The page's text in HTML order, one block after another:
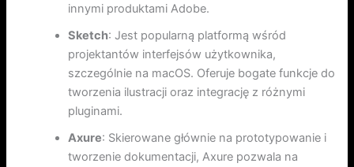
innymi produktami Adobe.
Sketch: Jest popularną platformą wśród
projektantów interfejsów użytkownika,
szczególnie na macOS. Oferuje bogate funkcje do
tworzenia ilustracji oraz integrację z różnymi
pluginami.
Axure: Skierowane głównie na prototypowanie i
tworzenie dokumentacji, Axure pozwala na